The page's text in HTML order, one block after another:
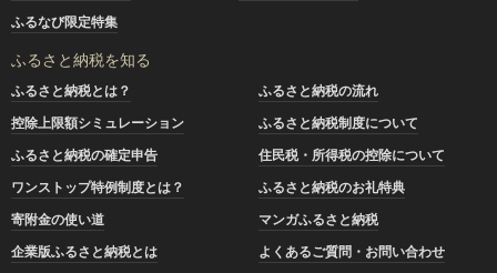
ふるなび限定特集
ふるさと納税を知る
ふるさと納税とは？
ふるさと納税の流れ
控除上限額シミュレーション
ふるさと納税制度について
ふるさと納税の確定申告
住民税・所得税の控除について
ワンストップ特例制度とは？
ふるさと納税のお礼特典
寄附金の使い道
マンガふるさと納税
企業版ふるさと納税とは
よくあるご質問・お問い合わせ